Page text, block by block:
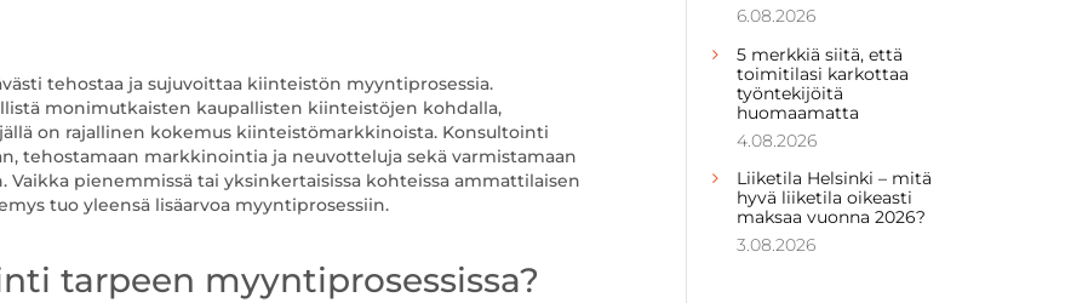
tehostaa ja sujuvoittaa kiinteistön myyntiprosessia.
monimutkaisten kaupallisten kiinteistöjen kohdalla,
on rajallinen kokemus kiinteistömarkkinoista. Konsultointi
tehostamaan markkinointia ja neuvotteluja sekä varmistamaan
pienemmissä tai yksinkertaisissa kohteissa ammattilaisen
tuo yleensä lisäarvoa myyntiprosessiin.
tarpeen myyntiprosessissa?
6.08.2026
5 merkkiä siitä, että
toimitilasi karkottaa
työntekijöitä
huomaamatta
4.08.2026
Liiketila Helsinki – mitä
hyvä liiketila oikeasti
maksaa vuonna 2026?
3.08.2026